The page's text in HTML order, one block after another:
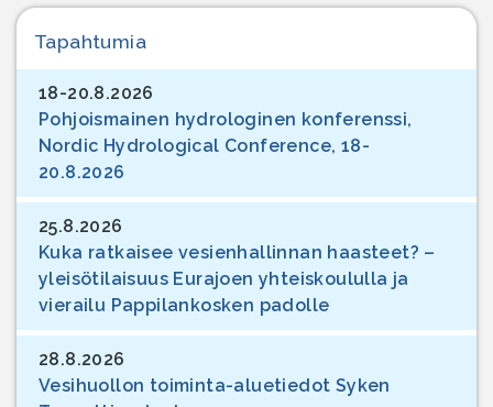
Tapahtumia
18-20.8.2026
Pohjoismainen hydrologinen konferenssi,
Nordic Hydrological Conference, 18-
20.8.2026
25.8.2026
Kuka ratkaisee vesienhallinnan haasteet? –
yleisötilaisuus Eurajoen yhteiskoululla ja
vierailu Pappilankosken padolle
28.8.2026
Vesihuollon toiminta-aluetiedot Syken